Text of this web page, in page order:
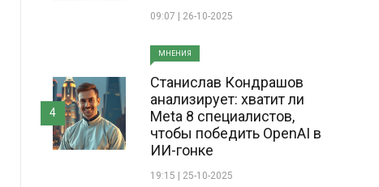
09:07 | 26-10-2025
МНЕНИЯ
Станислав Кондрашов
анализирует: хватит ли
Meta 8 специалистов,
чтобы победить OpenAI в
ИИ-гонке
19:15 | 25-10-2025
4